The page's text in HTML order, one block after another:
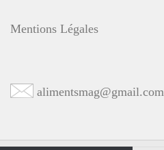
Mentions Légales
alimentsmag@gmail.com